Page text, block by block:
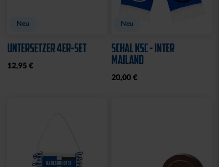
Neu
UNTERSETZER 4ER-SET
12,95 €
Neu
SCHAL KSC - INTER
MAILAND
20,00 €